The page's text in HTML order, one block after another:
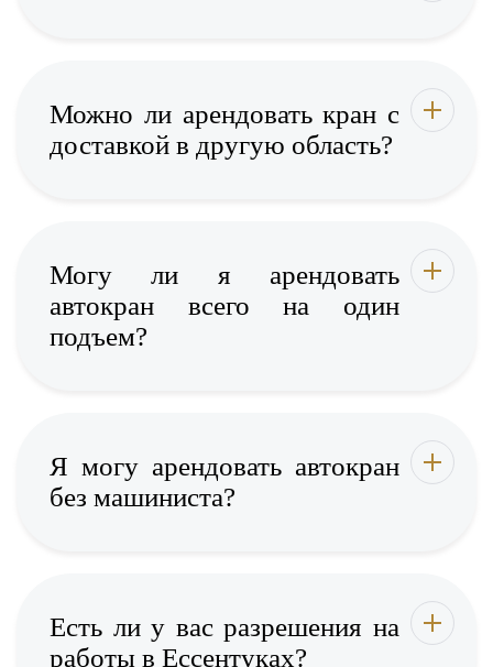
Можно ли арендовать кран с
доставкой в другую область?
Могу ли я арендовать
автокран всего на один
подъем?
Я могу арендовать автокран
без машиниста?
Есть ли у вас разрешения на
работы в Ессентуках?